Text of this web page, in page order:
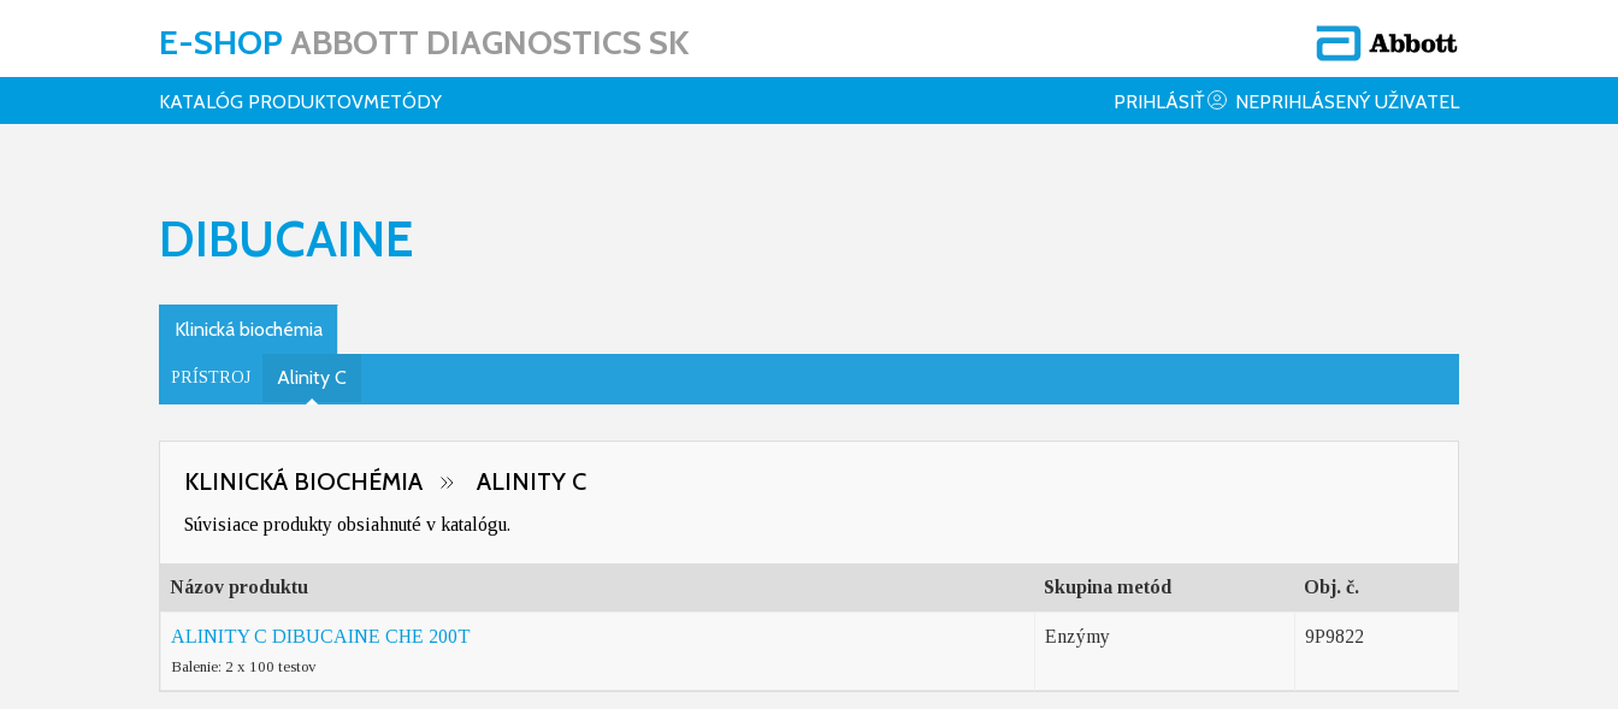
E-SHOP ABBOTT DIAGNOSTICS SK
KATALÓG PRODUKTOVMETÓDY PRIHLÁSIŤ NEPRIHLÁSENÝ UŽIVATEL
DIBUCAINE
Klinická biochémia
PRÍSTROJ Alinity C
KLINICKÁ BIOCHÉMIA ALINITY C
Súvisiace produkty obsiahnuté v katalógu.
Názov produktu Skupina metód Obj. č.
ALINITY C DIBUCAINE CHE 200T
Balenie: 2 x 100 testov
Enzýmy 9P9822